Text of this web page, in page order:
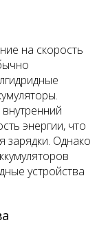
на скорость
энергии, что
зарядки. Однако
устройства